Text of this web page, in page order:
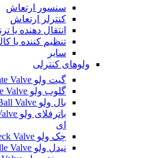
سنسور ارتعاش
کنترلر ارتعاش
انتقال دهنده یا
تنظیم کننده یا
سایر
ولوهای کنترلی
گیت ولو Gate Valve یا شیر دروازه ای
گلوب ولو Globe Valve یا شیر کروی
بال ولو Ball Valve یا شیر توپی
ای
چک ولو Check Valve یا شیر یک طرفه
نیدل ولو Needle Valve یا شیر سوزنی